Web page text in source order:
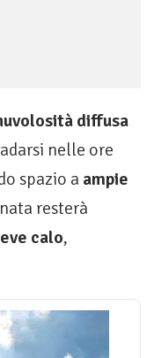
diffusa
nelle ore
spazio a ampie
resterà
calo,